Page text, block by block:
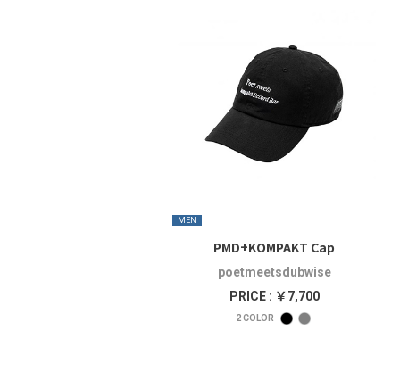
MEN
PMD+KOMPAKT Cap
poetmeetsdubwise
PRICE : ￥7,700
2COLOR